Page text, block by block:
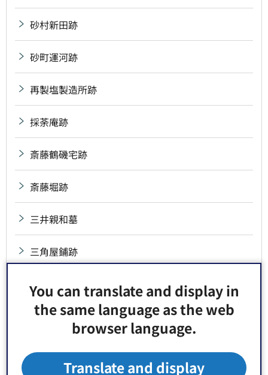
You can translate and display in
the same language as the web
browser language.
Translate and display
砂村新田跡
砂町運河跡
再製塩製造所跡
採荼庵跡
斎藤鶴磯宅跡
斎藤堀跡
三井親和墓
三角屋鋪跡
三十三間堂跡
三代・四代・五代山響墓